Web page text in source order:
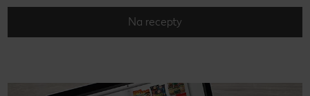
Na recepty